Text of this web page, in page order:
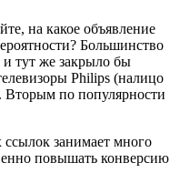
на какое объявление
Большинство
тут же закрыло бы
Philips (налицо
по популярности
занимает много
повышать конверсию